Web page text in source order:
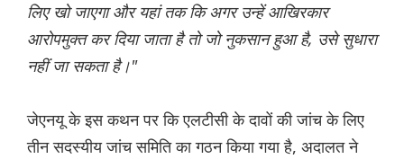
लिए खो जाएगा और यहां तक कि अगर उन्हें आखिरकार
आरोपमुक्त कर दिया जाता है तो जो नुकसान हुआ है, उसे सुधारा
नहीं जा सकता है।"
जेएनयू के इस कथन पर कि एलटीसी के दावों की जांच के लिए
तीन सदस्यीय जांच समिति का गठन किया गया है, अदालत ने